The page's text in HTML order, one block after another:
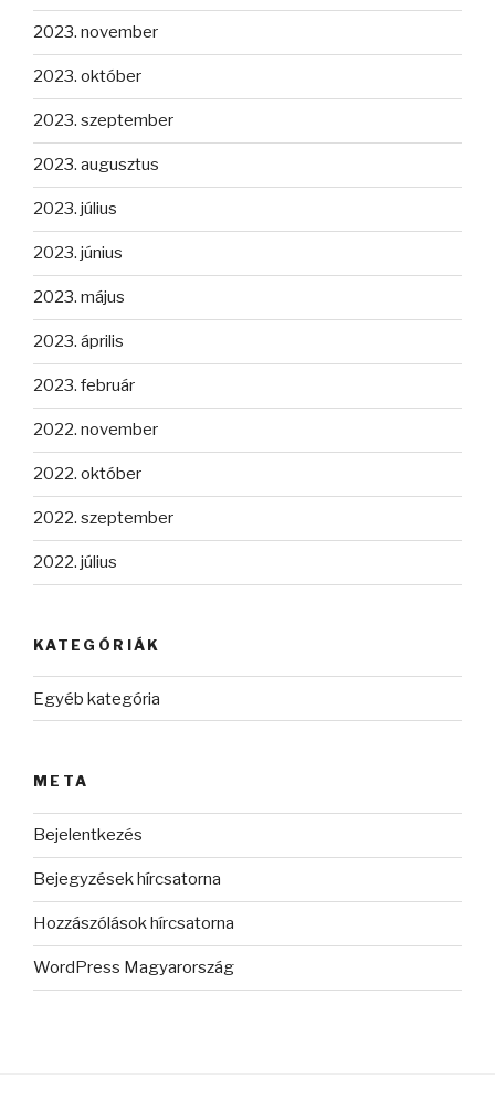
2023. november
2023. október
2023. szeptember
2023. augusztus
2023. július
2023. június
2023. május
2023. április
2023. február
2022. november
2022. október
2022. szeptember
2022. július
KATEGÓRIÁK
Egyéb kategória
META
Bejelentkezés
Bejegyzések hírcsatorna
Hozzászólások hírcsatorna
WordPress Magyarország